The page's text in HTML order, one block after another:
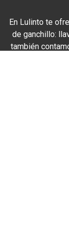
En Lulinto te
de ganchillo:
también